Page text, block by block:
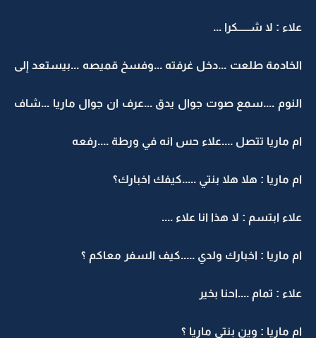
علاء : لا شــــــكرا ...
الخادمة طلعت ...دخل غرفته ...وفسخ قميصه ...بيستعد إلى
النوم ....سمع صوت جوال يدق ...عرف ان جوال ماريا ...شاف
ام ماريا تتصل ....علاء حس انه في ورطة ....رفعه
ام ماريا : هلا هلا بنتي .....كيفك اخبارك؟
علاء ابتسم : لا هذا انا علاء ....
ام ماريا : اخبارك ولدي .....كيف السفر معاكم ؟
علاء : تمام ....احنا بخير
ام ماريا : وين بنتي ماريا ؟